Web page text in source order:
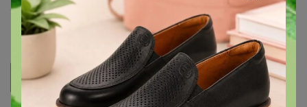
Укорачиватель ссылок